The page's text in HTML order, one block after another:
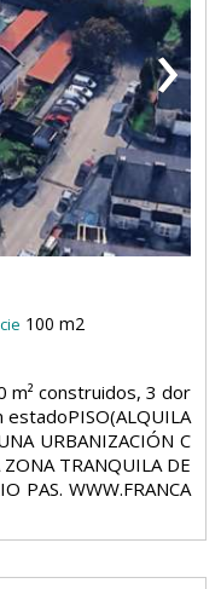
›
100 m2
m² construidos, 3 dor
URBANIZACIÓN C
TRANQUILA DE
PAS. WWW.FRANCA